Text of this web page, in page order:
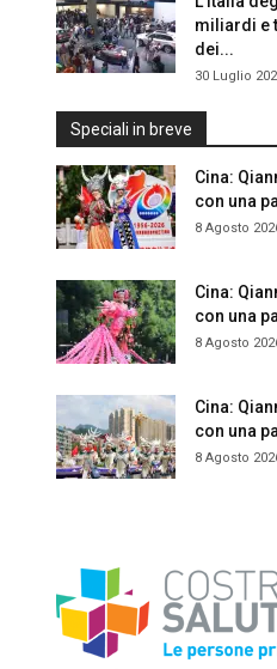
miliardi e
dei...
30 Luglio
Speciali in breve
Cina:
con una
8 Agosto
Cina:
con una
8 Agosto
Cina:
con una
8 Agosto